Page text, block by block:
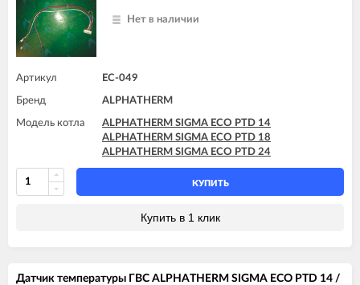
Нет в наличии
Артикул EC-049
Бренд ALPHATHERM
Модель котла
ALPHATHERM SIGMA ECO PTD 14
ALPHATHERM SIGMA ECO PTD 18
ALPHATHERM SIGMA ECO PTD 24
КУПИТЬ
Купить в 1 клик
Датчик температуры ГВС ALPHATHERM SIGMA ECO PTD 14 /